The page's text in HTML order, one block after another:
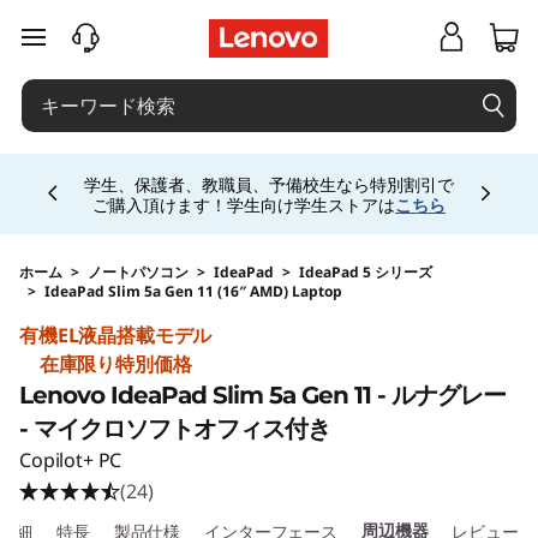
p
a
o
メインコンテンツにスキップする
学生、保護者、教職員、予備校生なら特別割引で
ご購入頂けます！学生向け学生ストアはこちら
ホーム > ノートパソコン > IdeaPad > IdeaPad 5 シリーズ
> IdeaPad Slim 5a Gen 11 (16″ AMD) Laptop
有機EL液晶搭載モデル
在庫限り特別価格
Lenovo IdeaPad Slim 5a Gen 11 - ルナグレー
- マイクロソフトオフィス付き
Copilot+ PC
(24)
細 特長 製品仕様 インターフェース 周辺機器 レビュー